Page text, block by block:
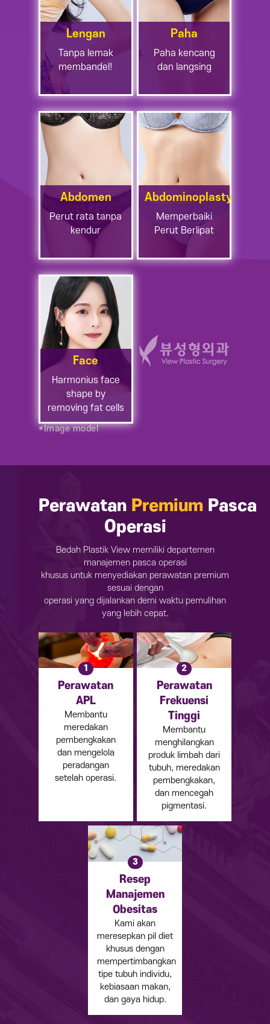
Lengan
Tanpa lemak
membandel!
Paha
Paha kencang
dan langsing
Abdomen
Perut rata tanpa
kendur
Abdominoplasty
Memperbaiki
Perut Berlipat
Face
Harmonius face
shape by
removing fat cells
*Image model
Perawatan Premium Pasca
Operasi
Bedah Plastik View memiliki departemen
manajemen pasca operasi
khusus untuk menyediakan perawatan premium
sesuai dengan
operasi yang dijalankan demi waktu pemulihan
yang lebih cepat.
1
Perawatan
APL
Membantu
meredakan
pembengkakan
dan mengelola
peradangan
setelah operasi.
2
Perawatan
Frekuensi
Tinggi
Membantu
menghilangkan
produk limbah dari
tubuh, meredakan
pembengkakan,
dan mencegah
pigmentasi.
3
Resep
Manajemen
Obesitas
Kami akan
meresepkan pil diet
khusus dengan
mempertimbangkan
tipe tubuh individu,
kebiasaan makan,
dan gaya hidup.